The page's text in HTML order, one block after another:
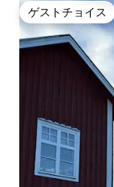
ゲストチョイス
ゲストチョイス